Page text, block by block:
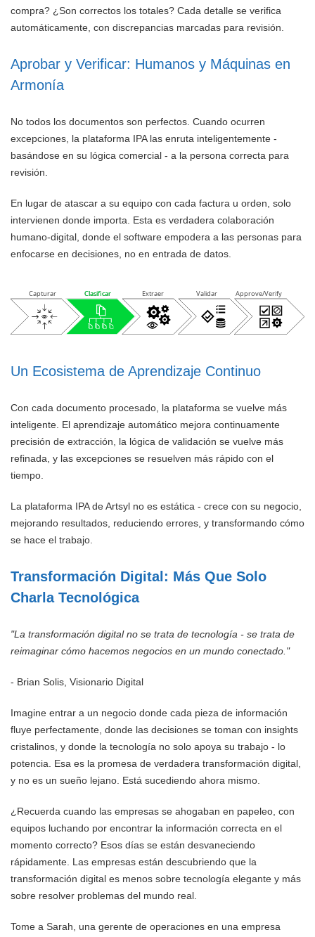
compra? ¿Son correctos los totales? Cada detalle se verifica
automáticamente, con discrepancias marcadas para revisión.
Aprobar y Verificar: Humanos y Máquinas en
Armonía
No todos los documentos son perfectos. Cuando ocurren
excepciones, la plataforma IPA las enruta inteligentemente -
basándose en su lógica comercial - a la persona correcta para
revisión.
En lugar de atascar a su equipo con cada factura u orden, solo
intervienen donde importa. Esta es verdadera colaboración
humano-digital, donde el software empodera a las personas para
enfocarse en decisiones, no en entrada de datos.
Capturar Clasificar Extraer Validar Approve/Verify
Clasificar
Un Ecosistema de Aprendizaje Continuo
Con cada documento procesado, la plataforma se vuelve más
inteligente. El aprendizaje automático mejora continuamente
precisión de extracción, la lógica de validación se vuelve más
refinada, y las excepciones se resuelven más rápido con el
tiempo.
La plataforma IPA de Artsyl no es estática - crece con su negocio,
mejorando resultados, reduciendo errores, y transformando cómo
se hace el trabajo.
Transformación Digital: Más Que Solo
Charla Tecnológica
"La transformación digital no se trata de tecnología - se trata de
reimaginar cómo hacemos negocios en un mundo conectado."
- Brian Solis, Visionario Digital
Imagine entrar a un negocio donde cada pieza de información
fluye perfectamente, donde las decisiones se toman con insights
cristalinos, y donde la tecnología no solo apoya su trabajo - lo
potencia. Esa es la promesa de verdadera transformación digital,
y no es un sueño lejano. Está sucediendo ahora mismo.
¿Recuerda cuando las empresas se ahogaban en papeleo, con
equipos luchando por encontrar la información correcta en el
momento correcto? Esos días se están desvaneciendo
rápidamente. Las empresas están descubriendo que la
transformación digital es menos sobre tecnología elegante y más
sobre resolver problemas del mundo real.
Tome a Sarah, una gerente de operaciones en una empresa